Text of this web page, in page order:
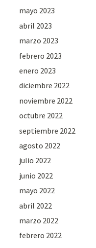
mayo 2023
abril 2023
marzo 2023
febrero 2023
enero 2023
diciembre 2022
noviembre 2022
octubre 2022
septiembre 2022
agosto 2022
julio 2022
junio 2022
mayo 2022
abril 2022
marzo 2022
febrero 2022